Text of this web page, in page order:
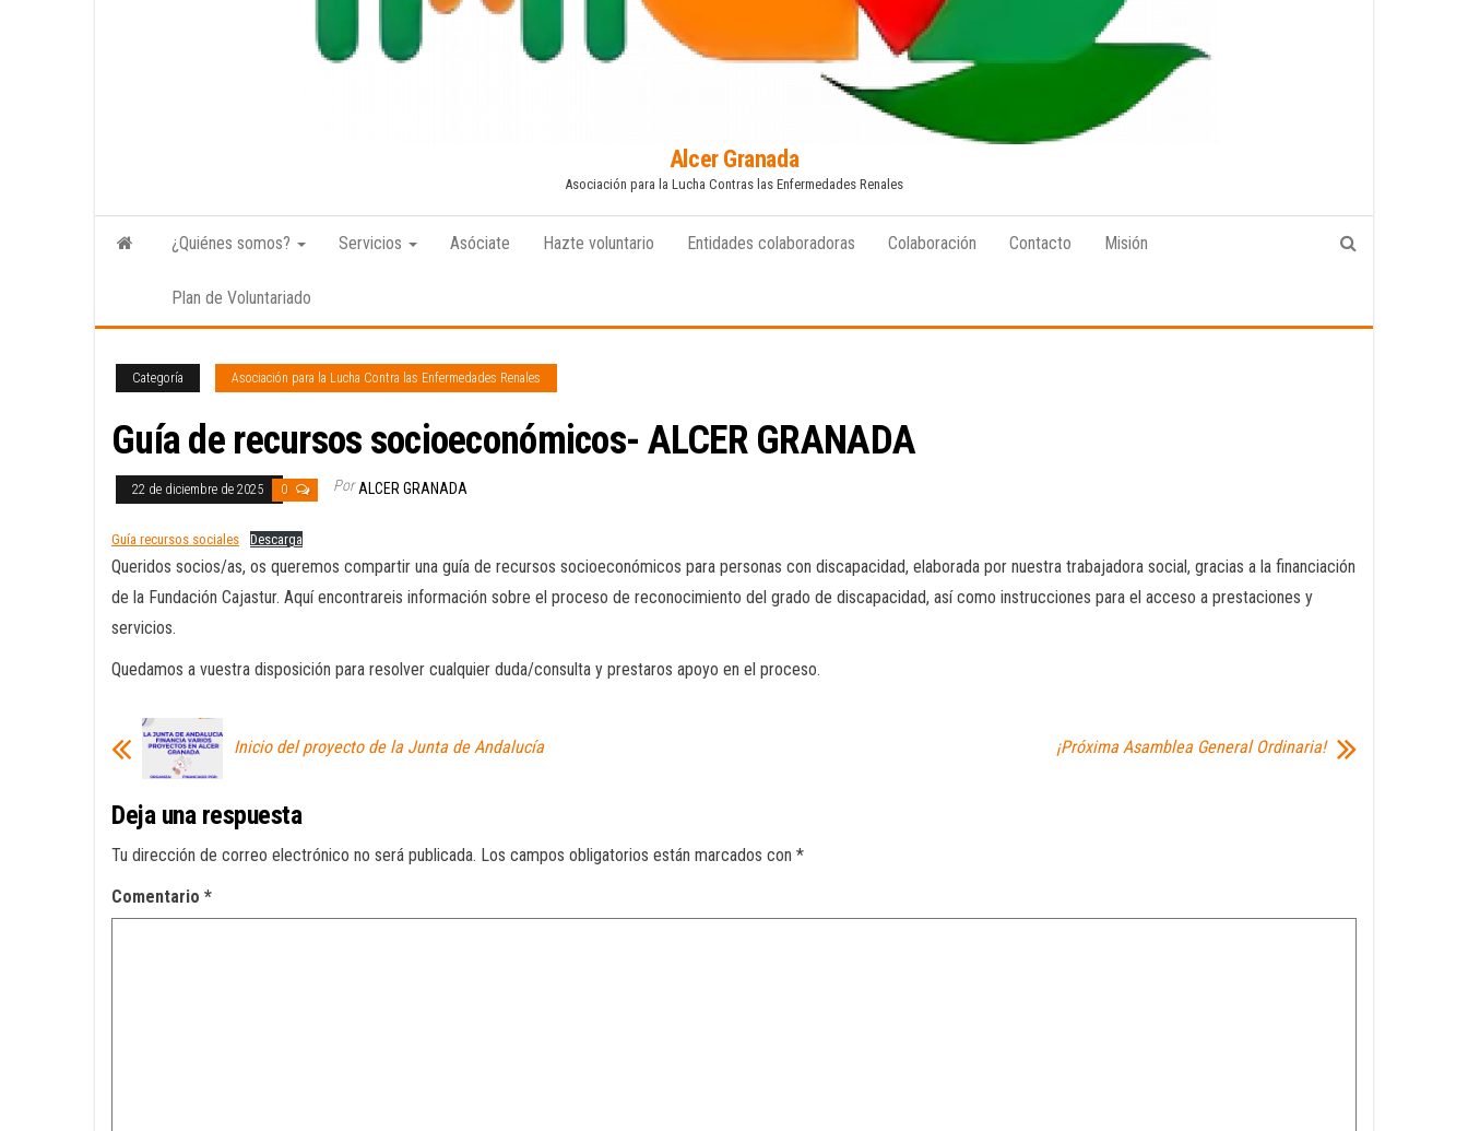
Alcer Granada
Asociación para la Lucha Contras las Enfermedades Renales
¿Quiénes somos? Servicios Asóciate Hazte voluntario Entidades colaboradoras Colaboración Contacto Misión
Plan de Voluntariado
Categoría Asociación para la Lucha Contra las Enfermedades Renales
Guía de recursos socioeconómicos- ALCER GRANADA
22 de diciembre de 2025 0 Por ALCER GRANADA
Guía recursos sociales Descarga
Queridos socios/as, os queremos compartir una guía de recursos socioeconómicos para personas con discapacidad, elaborada por nuestra trabajadora social, gracias a la financiación
de la Fundación Cajastur. Aquí encontrareis información sobre el proceso de reconocimiento del grado de discapacidad, así como instrucciones para el acceso a prestaciones y
servicios.
Quedamos a vuestra disposición para resolver cualquier duda/consulta y prestaros apoyo en el proceso.
Inicio del proyecto de la Junta de Andalucía ¡Próxima Asamblea General Ordinaria!
Deja una respuesta
Tu dirección de correo electrónico no será publicada. Los campos obligatorios están marcados con *
Comentario *